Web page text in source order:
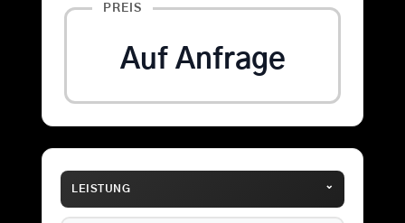
PREIS
Auf Anfrage
LEISTUNG ⌄